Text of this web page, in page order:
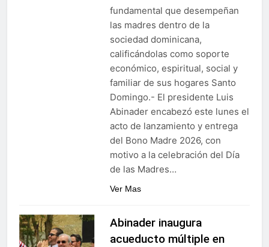
fundamental que desempeñan
las madres dentro de la
sociedad dominicana,
calificándolas como soporte
económico, espiritual, social y
familiar de sus hogares Santo
Domingo.- El presidente Luis
Abinader encabezó este lunes el
acto de lanzamiento y entrega
del Bono Madre 2026, con
motivo a la celebración del Día
de las Madres…
Ver Mas
Abinader inaugura
acueducto múltiple en